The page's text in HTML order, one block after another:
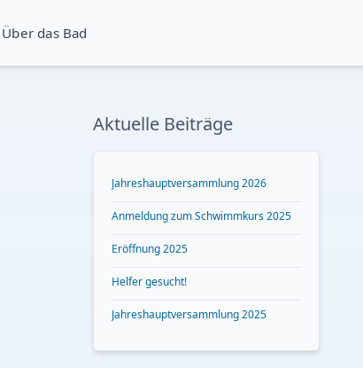
Über das Bad
Aktuelle Beiträge
Jahreshauptversammlung 2026
Anmeldung zum Schwimmkurs 2025
Eröffnung 2025
Helfer gesucht!
Jahreshauptversammlung 2025